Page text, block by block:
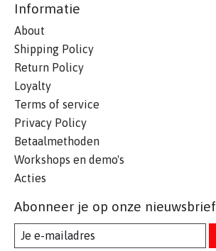
Informatie
About
Shipping Policy
Return Policy
Loyalty
Terms of service
Privacy Policy
Betaalmethoden
Workshops en demo's
Acties
Abonneer je op onze nieuwsbrief